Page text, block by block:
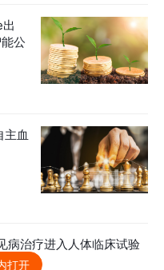
公
血
病治疗进入人体临床试验
床
打开